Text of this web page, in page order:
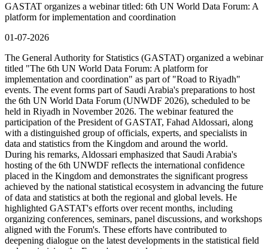
GASTAT organizes a webinar titled: 6th UN World Data Forum: A
platform for implementation and coordination
01-07-2026
The General Authority for Statistics (GASTAT) organized a webinar
titled "The 6th UN World Data Forum: A platform for
implementation and coordination" as part of "Road to Riyadh"
events. The event forms part of Saudi Arabia's preparations to host
the 6th UN World Data Forum (UNWDF 2026), scheduled to be
held in Riyadh in November 2026. The webinar featured the
participation of the President of GASTAT, Fahad Aldossari, along
with a distinguished group of officials, experts, and specialists in
data and statistics from the Kingdom and around the world.
During his remarks, Aldossari emphasized that Saudi Arabia's
hosting of the 6th UNWDF reflects the international confidence
placed in the Kingdom and demonstrates the significant progress
achieved by the national statistical ecosystem in advancing the future
of data and statistics at both the regional and global levels. He
highlighted GASTAT's efforts over recent months, including
organizing conferences, seminars, panel discussions, and workshops
aligned with the Forum's. These efforts have contributed to
deepening dialogue on the latest developments in the statistical field